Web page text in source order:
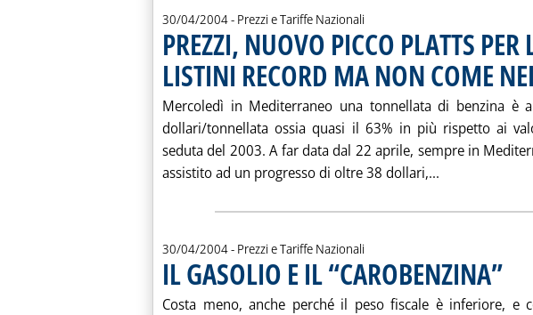
30/04/2004- Prezzi e Tariffe Nazionali
PREZZI, NUOVO PICCO PLATTS
LISTINI RECORD MA NON COME
Mercoledì in Mediterraneo una tonnellata di benzina è
dollari/tonnellata ossia quasi il 63% in più rispetto ai
seduta del 2003. A far data dal 22 aprile, sempre in
assistito ad un progresso di oltre 38 dollari,... Leggi tutta la
30/04/2004- Prezzi e Tariffe Nazionali
IL GASOLIO E IL “CAROBENZINA”.
Costa meno, anche perché il peso fiscale è inferiore,